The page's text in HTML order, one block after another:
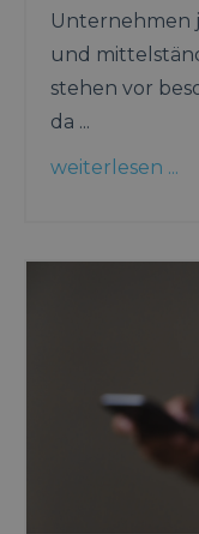
Unternehmen
und
stehen vor
da ...
weiterlesen ...